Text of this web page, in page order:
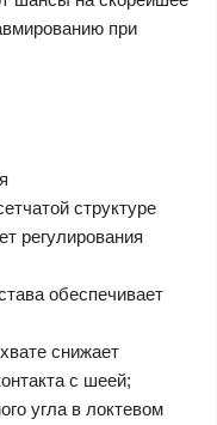
при
структуре
регулирования
обеспечивает
снижает
с шеей;
угла в локтевом